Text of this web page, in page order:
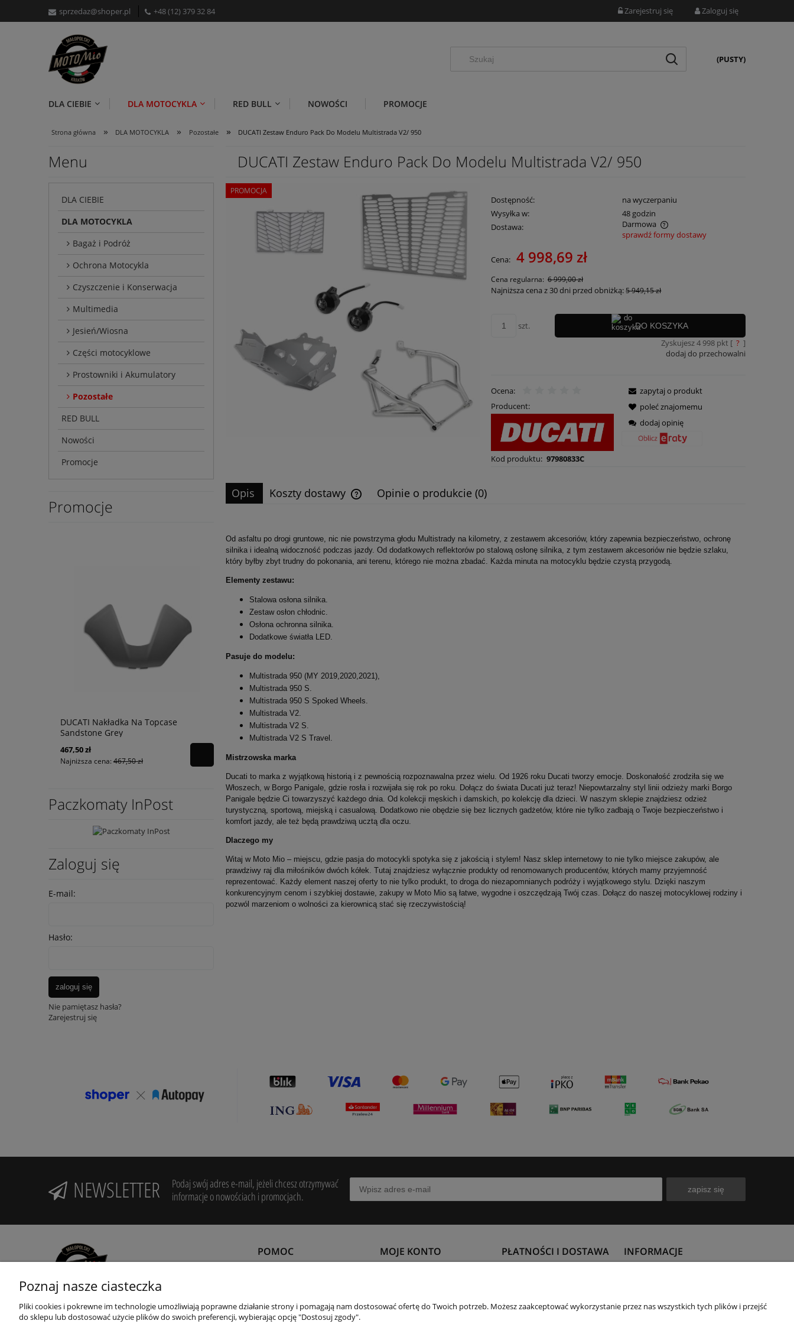
sprzedaz@shoper.pl +48 (12) 379 32 84 Zarejestruj się Zaloguj się
(PUSTY)
DLA CIEBIE DLA MOTOCYKLA RED BULL NOWOŚCI PROMOCJE
Strona główna » DLA MOTOCYKLA » Pozostałe » DUCATI Zestaw Enduro Pack Do Modelu Multistrada V2/ 950
Menu
DLA CIEBIE
DLA MOTOCYKLA
Bagaż i Podróż
Ochrona Motocykla
Czyszczenie i Konserwacja
Multimedia
Jesień/Wiosna
Części motocyklowe
Prostowniki i Akumulatory
Pozostałe
RED BULL
Nowości
Promocje
Promocje
DUCATI Nakładka Na Topcase
Sandstone Grey
467,50 zł
Najniższa cena:467,50 zł
TUCANO URBANO Kurtka Motocyklowa
Tekstylna Męska Network 3G
Gray/Dark Blue
Najniższa cena: 539,00 zł
Paczkomaty InPost
Zaloguj się
E-mail:
Hasło:
zaloguj się
Nie pamiętasz hasła?
Zarejestruj się
DUCATI Zestaw Enduro Pack Do Modelu Multistrada V2/ 950
PROMOCJA
Dostępność:
na wyczerpaniu
Wysyłka w:
48 godzin
Dostawa:
Darmowa
Cena nie zawiera ewentualnych kosztów
płatności
sprawdź formy dostawy
Cena: 4 998,69 zł
Cena regularna: 6 999,00 zł
Najniższa cena z 30 dni przed obniżką:5 949,15 zł
szt. DO KOSZYKA
Zyskujesz4 998pkt [ ? ]
dodaj do przechowalni
Ocena:
Producent:
Kod produktu: 97980833C
zapytaj o produkt
poleć znajomemu
dodaj opinię
Opis Koszty dostawy
płatności
Opinie o produkcie (0)
Od asfaltu po drogi gruntowe, nic nie powstrzyma głodu Multistrady na kilometry, z zestawem akcesoriów, który zapewnia bezpieczeństwo, ochronę
silnika i idealną widoczność podczas jazdy. Od dodatkowych reflektorów po stalową osłonę silnika, z tym zestawem akcesoriów nie będzie szlaku,
który byłby zbyt trudny do pokonania, ani terenu, którego nie można zbadać. Każda minuta na motocyklu będzie czystą przygodą.
Elementy zestawu:
Stalowa osłona silnika.
Zestaw osłon chłodnic.
Osłona ochronna silnika.
Dodatkowe światła LED.
Pasuje do modelu:
Multistrada 950 (MY 2019,2020,2021),
Multistrada 950 S.
Multistrada 950 S Spoked Wheels.
Multistrada V2.
Multistrada V2 S.
Multistrada V2 S Travel.
Mistrzowska marka
Ducati to marka z wyjątkową historią i z pewnością rozpoznawalna przez wielu. Od 1926 roku Ducati tworzy emocje. Doskonałość zrodziła się we
Włoszech, w Borgo Panigale, gdzie rosła i rozwijała się rok po roku. Dołącz do świata Ducati już teraz! Niepowtarzalny styl linii odzieży marki Borgo
Panigale będzie Ci towarzyszyć każdego dnia. Od kolekcji męskich i damskich, po kolekcję dla dzieci. W naszym sklepie znajdziesz odzież
turystyczną, sportową, miejską i casualową. Dodatkowo nie obędzie się bez licznych gadżetów, które nie tylko zadbają o Twoje bezpieczeństwo i
komfort jazdy, ale też będą prawdziwą ucztą dla oczu.
Dlaczego my
Witaj w Moto Mio – miejscu, gdzie pasja do motocykli spotyka się z jakością i stylem! Nasz sklep internetowy to nie tylko miejsce zakupów, ale
prawdziwy raj dla miłośników dwóch kółek. Tutaj znajdziesz wyłącznie produkty od renomowanych producentów, których mamy przyjemność
reprezentować. Każdy element naszej oferty to nie tylko produkt, to droga do niezapomnianych podróży i wyjątkowego stylu. Dzięki naszym
konkurencyjnym cenom i szybkiej dostawie, zakupy w Moto Mio są łatwe, wygodne i oszczędzają Twój czas. Dołącz do naszej motocyklowej rodziny i
pozwól marzeniom o wolności za kierownicą stać się rzeczywistością!
NEWSLETTER
Podaj swój adres e-mail, jeżeli chcesz otrzymywać
informacje o nowościach i promocjach.
zapisz się
Potrzebujesz pomocy? Zadzwoń!
POMOC
Zwroty i reklamacje
Raty
MOJE KONTO
Ustawienia konta
PŁATNOŚCI I DOSTAWA
Czas i koszty dostawy
INFORMACJE
Subwencja finansowa PFR
Poznaj nasze ciasteczka
Pliki cookies i pokrewne im technologie umożliwiają poprawne działanie strony i pomagają nam dostosować ofertę do Twoich potrzeb. Możesz zaakceptować wykorzystanie przez nas wszystkich tych plików i przejść
do sklepu lub dostosować użycie plików do swoich preferencji, wybierając opcję "Dostosuj zgody".